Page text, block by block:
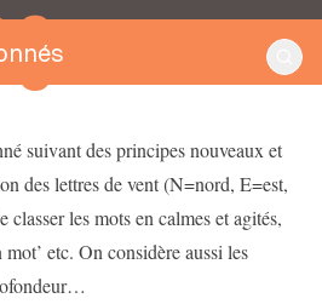
suivant des principes nouveaux et
des lettres de vent (N=nord, E=est,
les mots en calmes et agités,
etc. On considère aussi les